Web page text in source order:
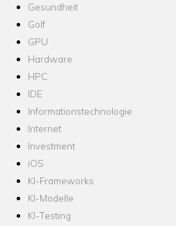
Gesundheit
Golf
GPU
Hardware
HPC
IDE
Informationstechnologie
Internet
Investment
iOS
KI-Frameworks
KI-Modelle
KI-Testing